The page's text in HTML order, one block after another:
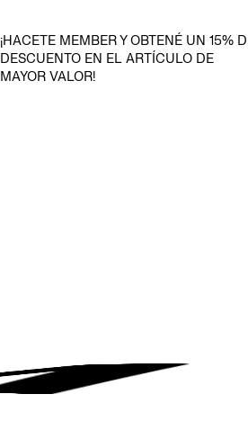
¡HACETE MEMBER Y OBTENÉ UN 15%
DESCUENTO EN EL ARTÍCULO DE
MAYOR VALOR!